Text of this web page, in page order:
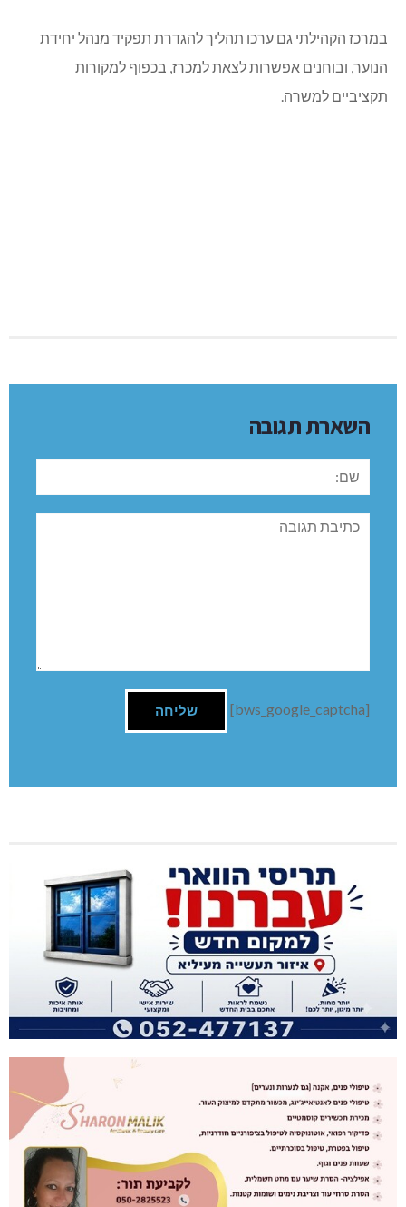
במרכז הקהילתי גם ערכו תהליך להגדרת תפקיד מנהל יחידת
הנוער, ובוחנים אפשרות לצאת למכרז, בכפוף למקורות
תקציביים למשרה.
השארת תגובה
שם:
תגובה
[bws_google_captcha]